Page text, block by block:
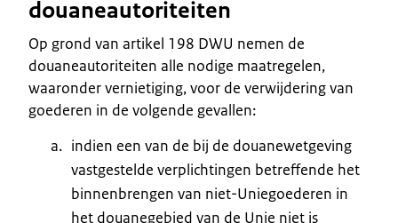
douaneautoriteiten
Op grond van artikel 198 DWU nemen de
douaneautoriteiten alle nodige maatregelen,
waaronder vernietiging, voor de verwijdering van
goederen in de volgende gevallen:
indien een van de bij de douanewetgeving
vastgestelde verplichtingen betreffende het
binnenbrengen van niet-Uniegoederen in
het douanegebied van de Unie niet is